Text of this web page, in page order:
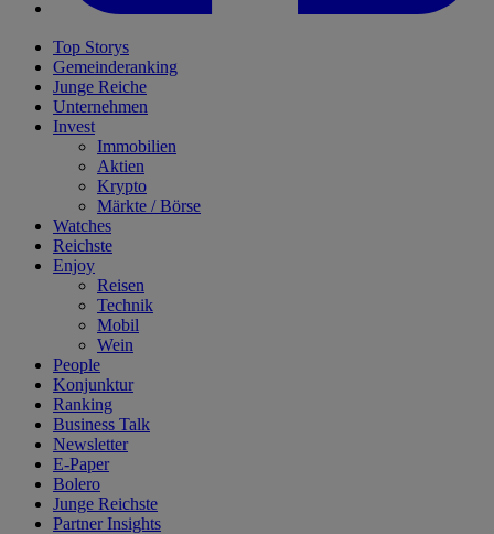
Top Storys
Gemeinderanking
Junge Reiche
Unternehmen
Invest
Immobilien
Aktien
Krypto
Märkte / Börse
Watches
Reichste
Enjoy
Reisen
Technik
Mobil
Wein
People
Konjunktur
Ranking
Business Talk
Newsletter
E-Paper
Bolero
Junge Reichste
Partner Insights